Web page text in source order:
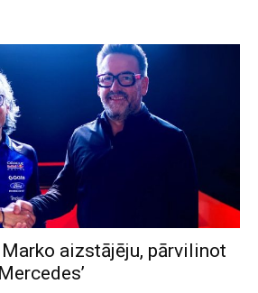
Marko aizstājēju, pārvilinot